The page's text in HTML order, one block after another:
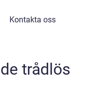
Kontakta oss
trådlös